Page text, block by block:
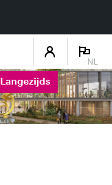
NL
Langezijds